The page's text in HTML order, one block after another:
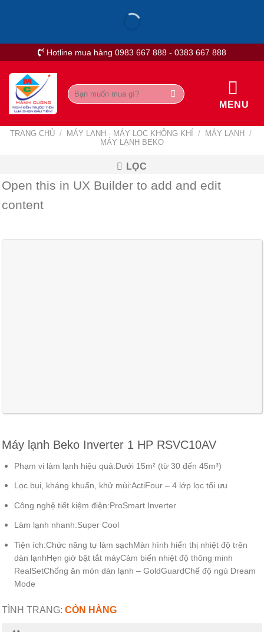
Hotline mua hàng 0983 667 888 - 0383 667 888
Tìm
kiếm:
MENU
TRANG CHỦ / MÁY LẠNH - MÁY LỌC KHÔNG KHÍ / MÁY LẠNH
/
MÁY LẠNH BEKO
LỌC
Open this in UX Builder to add and edit
content
Máy lạnh Beko Inverter 1 HP RSVC10AV
Phạm vi làm lạnh hiệu quả:Dưới 15m² (từ 30 đến 45m³)
Lọc bụi, kháng khuẩn, khử mùi:ActiFour – 4 lớp lọc tối ưu
Công nghệ tiết kiệm điện:ProSmart Inverter
Làm lạnh nhanh:Super Cool
Tiện ích:Chức năng tự làm sạchMàn hình hiển thị nhiệt độ trên
dàn lạnhHẹn giờ bật tắt máyCảm biến nhiệt độ thông minh
RealSetChống ăn mòn dàn lạnh – GoldGuardChế độ ngủ Dream
Mode
TÌNH TRẠNG: CÒN HÀNG